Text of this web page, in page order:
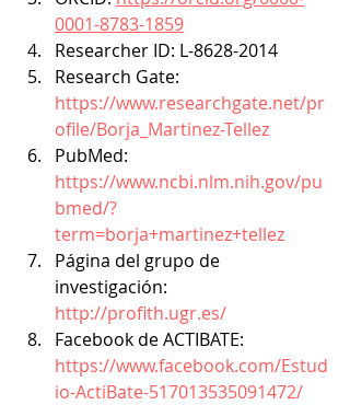
0001-8783-1859
Researcher ID: L-8628-2014
Research Gate:
https://www.researchgate.net/pr
ofile/Borja_Martinez-Tellez
PubMed:
https://www.ncbi.nlm.nih.gov/pu
bmed/?
term=borja+martinez+tellez
Página del grupo de
investigación:
http://profith.ugr.es/
Facebook de ACTIBATE:
https://www.facebook.com/Estud
io-ActiBate-517013535091472/